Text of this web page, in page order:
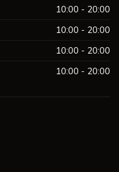
10:00 - 20:00
10:00 - 20:00
10:00 - 20:00
10:00 - 20:00